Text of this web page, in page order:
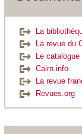
La
La revue du
Le catalogue
Cairn.info
La revue
Revues.org